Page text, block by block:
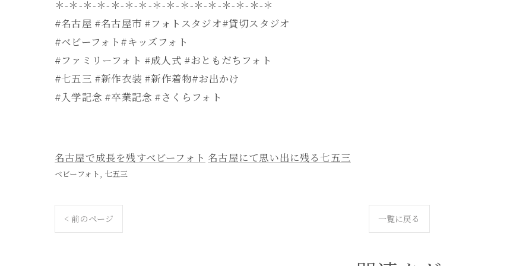
＊-＊-＊-＊-＊-＊-＊-＊-＊-＊-＊-＊-＊-＊-＊-＊
#名古屋 #名古屋市 #フォトスタジオ#貸切スタジオ
#ベビーフォト#キッズフォト
#ファミリーフォト #成人式 #おともだちフォト
#七五三 #新作衣装 #新作着物#お出かけ
#入学記念 #卒業記念 #さくらフォト
名古屋で成長を残すベビーフォト 名古屋にて思い出に残る七五三
ベビーフォト 七五三
< 前のページ 一覧に戻る